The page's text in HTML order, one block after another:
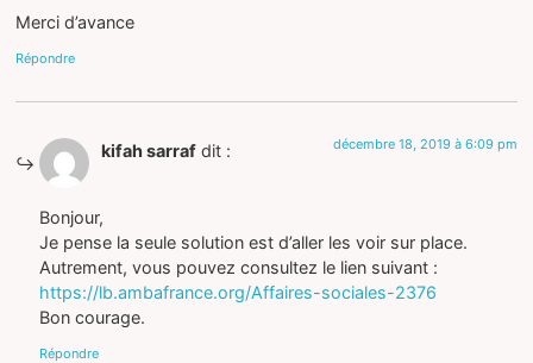
Merci d’avance
Répondre
kifah sarraf dit : décembre 18, 2019 à 6:09 pm
Bonjour,
Je pense la seule solution est d’aller les voir sur place.
Autrement, vous pouvez consultez le lien suivant :
https://lb.ambafrance.org/Affaires-sociales-2376
Bon courage.
Répondre